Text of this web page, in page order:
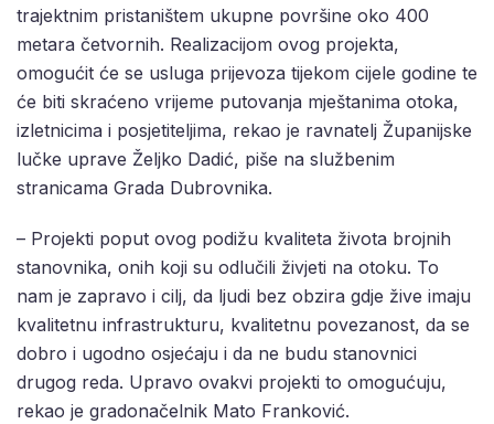
trajektnim pristaništem ukupne površine oko 400
metara četvornih. Realizacijom ovog projekta,
omogućit će se usluga prijevoza tijekom cijele godine te
će biti skraćeno vrijeme putovanja mještanima otoka,
izletnicima i posjetiteljima, rekao je ravnatelj Županijske
lučke uprave Željko Dadić, piše na službenim
stranicama Grada Dubrovnika.
– Projekti poput ovog podižu kvaliteta života brojnih
stanovnika, onih koji su odlučili živjeti na otoku. To
nam je zapravo i cilj, da ljudi bez obzira gdje žive imaju
kvalitetnu infrastrukturu, kvalitetnu povezanost, da se
dobro i ugodno osjećaju i da ne budu stanovnici
drugog reda. Upravo ovakvi projekti to omogućuju,
rekao je gradonačelnik Mato Franković.